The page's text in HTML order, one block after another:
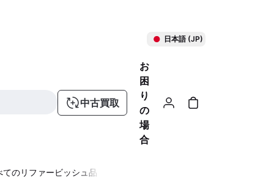
日本語 (JP)
中古買取
お
困
り
の
場
合
てのリファービッシュ品